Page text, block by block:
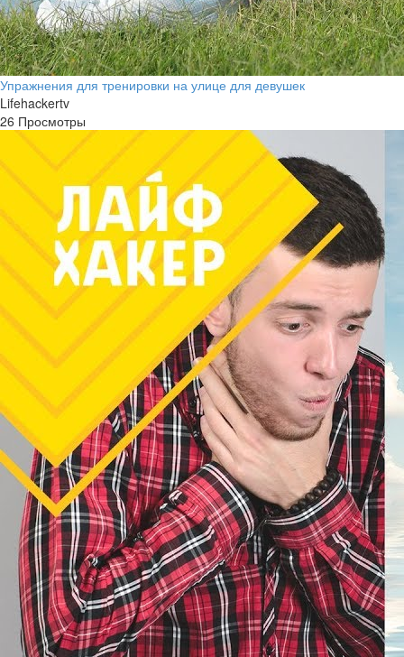
Упражнения для тренировки на улице для девушек
Lifehackertv
26 Просмотры